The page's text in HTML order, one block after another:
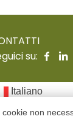
su:
Italiano
cookie non